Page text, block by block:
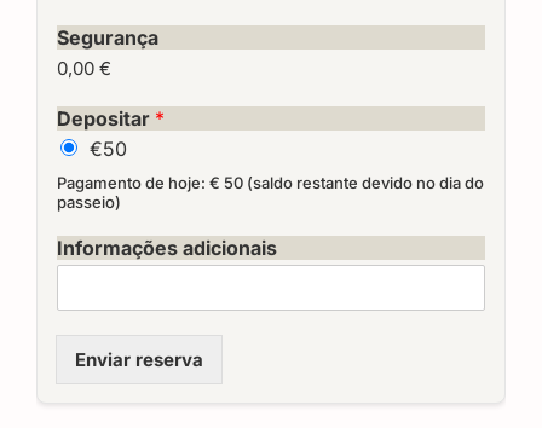
Segurança
0,00 €
Depositar *
€50
Pagamento de hoje: € 50 (saldo restante devido no dia do
passeio)
Informações adicionais
Enviar reserva